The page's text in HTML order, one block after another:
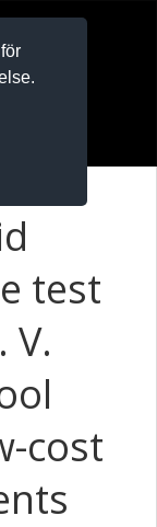
test
V.
cost